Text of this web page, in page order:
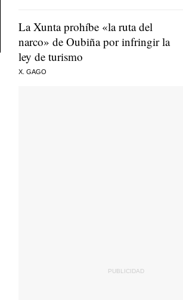
La Xunta prohíbe «la ruta del
narco» de Oubiña por infringir la
ley de turismo
X. GAGO